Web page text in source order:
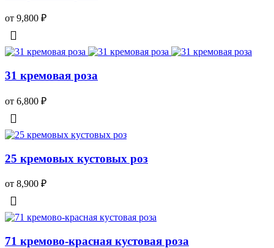
от 9,800 ₽
31 кремовая роза
от 6,800 ₽
25 кремовых кустовых роз
от 8,900 ₽
71 кремово-красная кустовая роза